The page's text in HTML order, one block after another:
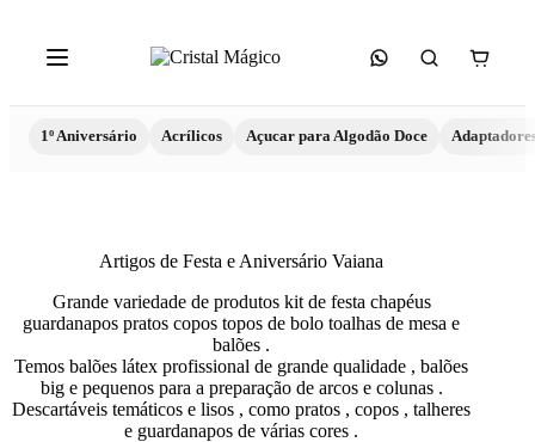
1º Aniversário Acrílicos Açucar para Algodão Doce
Artigos de Festa e Aniversário Vaiana
Grande variedade de produtos kit de festa chapéus
guardanapos pratos copos topos de bolo toalhas de mesa e
balões .
Temos balões látex profissional de grande qualidade , balões
big e pequenos para a preparação de arcos e colunas .
Descartáveis temáticos e lisos , como pratos , copos , talheres
e guardanapos de várias cores .